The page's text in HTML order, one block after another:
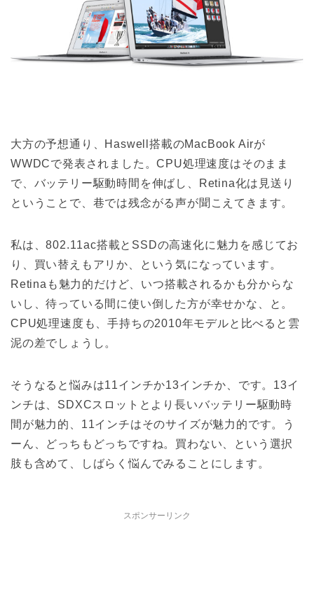
大方の予想通り、Haswell搭載のMacBook Airが
WWDCで発表されました。CPU処理速度はそのまま
で、バッテリー駆動時間を伸ばし、Retina化は見送り
ということで、巷では残念がる声が聞こえてきます。
私は、802.11ac搭載とSSDの高速化に魅力を感じてお
り、買い替えもアリか、という気になっています。
Retinaも魅力的だけど、いつ搭載されるかも分からな
いし、待っている間に使い倒した方が幸せかな、と。
CPU処理速度も、手持ちの2010年モデルと比べると雲
泥の差でしょうし。
そうなると悩みは11インチか13インチか、です。13イ
ンチは、SDXCスロットとより長いバッテリー駆動時
間が魅力的、11インチはそのサイズが魅力的です。う
ーん、どっちもどっちですね。買わない、という選択
肢も含めて、しばらく悩んでみることにします。
スポンサーリンク